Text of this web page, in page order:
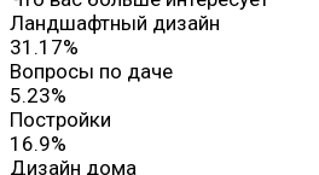
Ландшафтный дизайн
31.17%
Вопросы по даче
5.23%
Постройки
16.9%
Дизайн дома